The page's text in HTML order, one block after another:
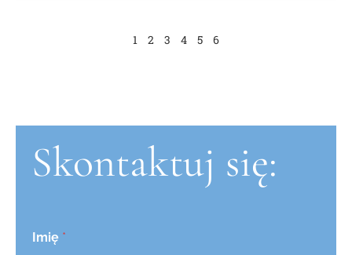
1 2 3 4 5 6
Skontaktuj się:
Imię *